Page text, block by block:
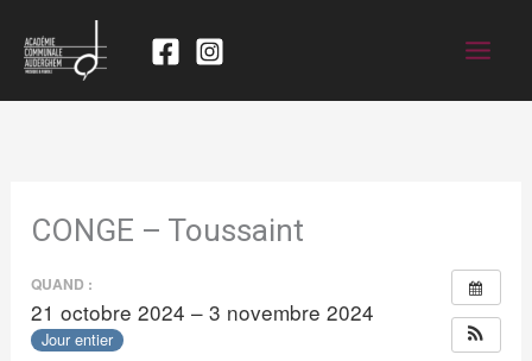
CONGE – Toussaint
QUAND :
21 octobre 2024 – 3 novembre 2024
Jour entier